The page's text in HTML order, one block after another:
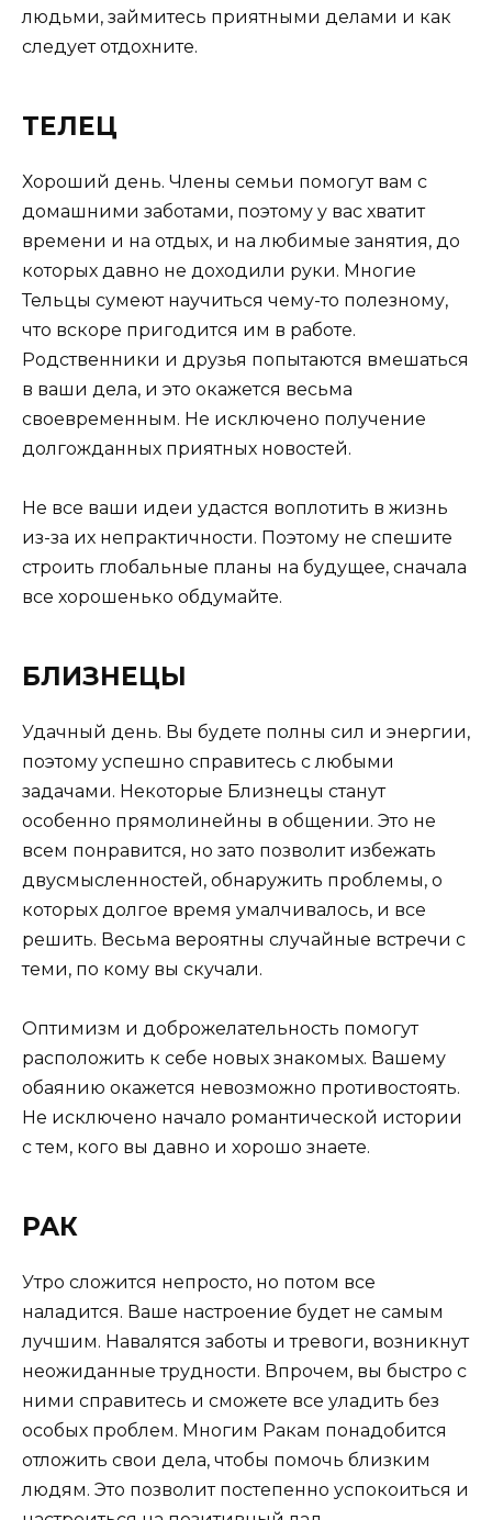
людьми, займитесь приятными делами и как
следует отдохните.
ТЕЛЕЦ
Хороший день. Члены семьи помогут вам с
домашними заботами, поэтому у вас хватит
времени и на отдых, и на любимые занятия, до
которых давно не доходили руки. Многие
Тельцы сумеют научиться чему-то полезному,
что вскоре пригодится им в работе.
Родственники и друзья попытаются вмешаться
в ваши дела, и это окажется весьма
своевременным. Не исключено получение
долгожданных приятных новостей.
Не все ваши идеи удастся воплотить в жизнь
из-за их непрактичности. Поэтому не спешите
строить глобальные планы на будущее, сначала
все хорошенько обдумайте.
БЛИЗНЕЦЫ
Удачный день. Вы будете полны сил и энергии,
поэтому успешно справитесь с любыми
задачами. Некоторые Близнецы станут
особенно прямолинейны в общении. Это не
всем понравится, но зато позволит избежать
двусмысленностей, обнаружить проблемы, о
которых долгое время умалчивалось, и все
решить. Весьма вероятны случайные встречи с
теми, по кому вы скучали.
Оптимизм и доброжелательность помогут
расположить к себе новых знакомых. Вашему
обаянию окажется невозможно противостоять.
Не исключено начало романтической истории
с тем, кого вы давно и хорошо знаете.
РАК
Утро сложится непросто, но потом все
наладится. Ваше настроение будет не самым
лучшим. Навалятся заботы и тревоги, возникнут
неожиданные трудности. Впрочем, вы быстро с
ними справитесь и сможете все уладить без
особых проблем. Многим Ракам понадобится
отложить свои дела, чтобы помочь близким
людям. Это позволит постепенно успокоиться и